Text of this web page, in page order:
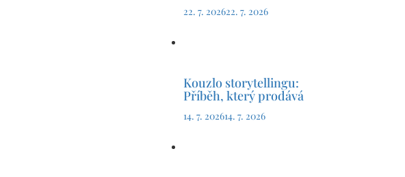
22. 7. 202622. 7. 2026
Kouzlo storytellingu:
Příběh, který prodává
14. 7. 202614. 7. 2026